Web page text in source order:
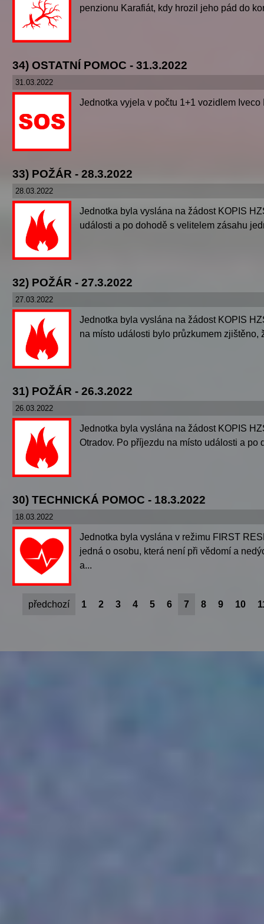
penzionu Karafiát, kdy hrozil jeho pád do
34) OSTATNÍ POMOC - 31.3.2022
31.03.2022
Jednotka vyjela v počtu 1+1 vozidlem
33) POŽÁR - 28.3.2022
28.03.2022
Jednotka byla vyslána na žádost KOPIS
události a po dohodě s velitelem zásahu
32) POŽÁR - 27.3.2022
27.03.2022
Jednotka byla vyslána na žádost KOPIS
na místo události bylo průzkumem
31) POŽÁR - 26.3.2022
26.03.2022
Jednotka byla vyslána na žádost KOPIS
Otradov. Po příjezdu na místo události a
30) TECHNICKÁ POMOC - 18.3.2022
18.03.2022
Jednotka byla vyslána v režimu FIRST
jedná o osobu, která není při vědomí a
a...
předchozí 1 2 3 4 5 6 7 8 9 10